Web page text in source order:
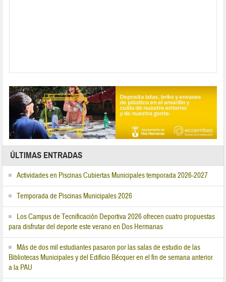
ÚLTIMAS ENTRADAS
Actividades en Piscinas Cubiertas Municipales temporada 2026-2027
Temporada de Piscinas Municipales 2026
Los Campus de Tecnificación Deportiva 2026 ofrecen cuatro propuestas
para disfrutar del deporte este verano en Dos Hermanas
Más de dos mil estudiantes pasaron por las salas de estudio de las
Bibliotecas Municipales y del Edificio Bécquer en el fin de semana anterior
a la PAU